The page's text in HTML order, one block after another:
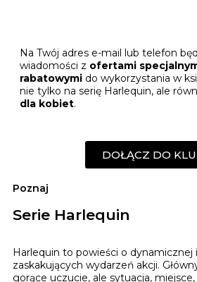
Na Twój adres e-mail lub telefon
wiadomości z ofertami
rabatowymi do wykorzystania w
nie tylko na serię Harlequin, ale
dla kobiet.
DOŁĄCZ DO
Poznaj
Serie Harlequin
Harlequin to powieści o dynamicznej
zaskakujących wydarzeń akcji.
gorące uczucie, ale sytuacja,